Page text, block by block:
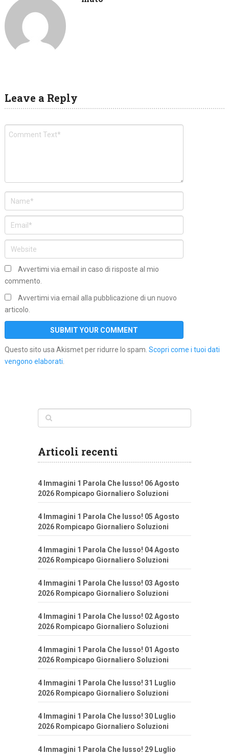
Leave a Reply
Avvertimi via email in caso di risposte al mio
commento.
Avvertimi via email alla pubblicazione di un nuovo
articolo.
Questo sito usa Akismet per ridurre lo spam. Scopri come i tuoi dati
vengono elaborati.
Articoli recenti
4 Immagini 1 Parola Che lusso! 06 Agosto
2026 Rompicapo Giornaliero Soluzioni
4 Immagini 1 Parola Che lusso! 05 Agosto
2026 Rompicapo Giornaliero Soluzioni
4 Immagini 1 Parola Che lusso! 04 Agosto
2026 Rompicapo Giornaliero Soluzioni
4 Immagini 1 Parola Che lusso! 03 Agosto
2026 Rompicapo Giornaliero Soluzioni
4 Immagini 1 Parola Che lusso! 02 Agosto
2026 Rompicapo Giornaliero Soluzioni
4 Immagini 1 Parola Che lusso! 01 Agosto
2026 Rompicapo Giornaliero Soluzioni
4 Immagini 1 Parola Che lusso! 31 Luglio
2026 Rompicapo Giornaliero Soluzioni
4 Immagini 1 Parola Che lusso! 30 Luglio
2026 Rompicapo Giornaliero Soluzioni
4 Immagini 1 Parola Che lusso! 29 Luglio